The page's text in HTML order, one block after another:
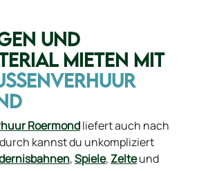
UND
MIETEN MIT
Roermondliefert auch nach
kannst du unkompliziert
,Spiele,Zelteund